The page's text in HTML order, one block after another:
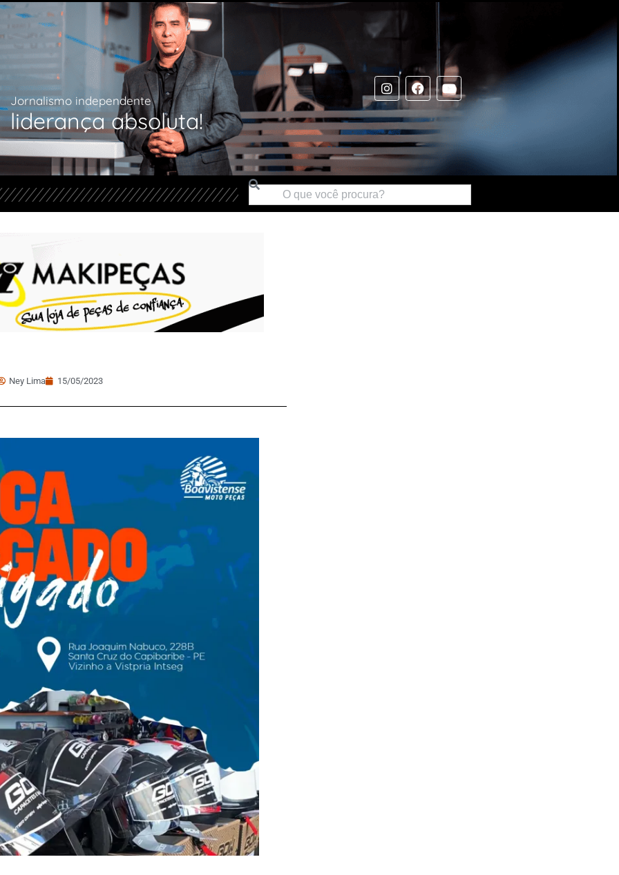
Jornalismo independente
liderança absoluta!
Ney Lima 15/05/2023